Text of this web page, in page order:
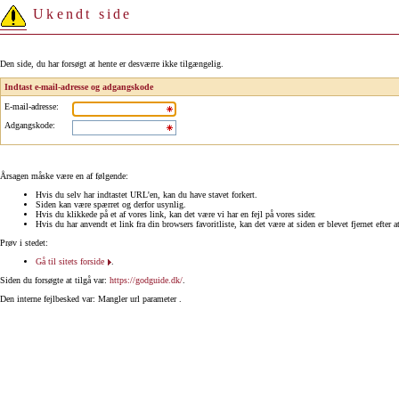
Ukendt side
Den side, du har forsøgt at hente er desværre ikke tilgængelig.
Indtast e-mail-adresse og adgangskode
E-mail-adresse:
Adgangskode:
Årsagen måske være en af følgende:
Hvis du selv har indtastet URL'en, kan du have stavet forkert.
Siden kan være spærret og derfor usynlig.
Hvis du klikkede på et af vores link, kan det være vi har en fejl på vores sider.
Hvis du har anvendt et link fra din browsers favoritliste, kan det være at siden er blevet fjernet efter
Prøv i stedet:
Gå til sitets forside
Siden du forsøgte at tilgå var: https://godguide.dk/
Den interne fejlbesked var: Mangler url parameter .